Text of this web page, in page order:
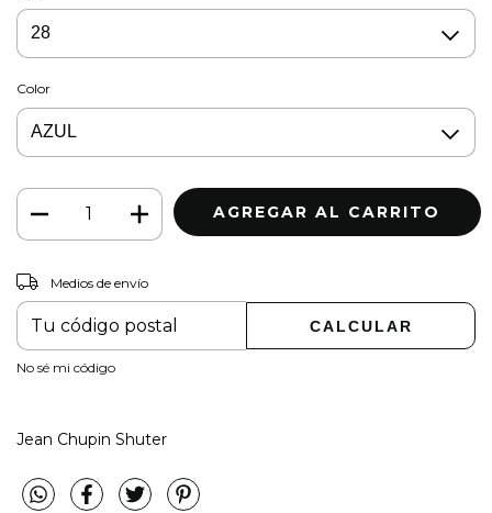
Color
Entregas para el CP:
Medios de envío
CALCULAR
No sé mi código
Jean Chupin Shuter